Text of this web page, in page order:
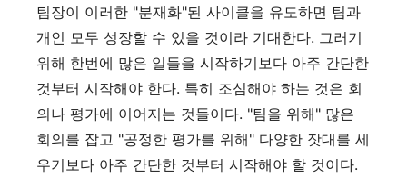
팀장이 이러한 "분재화"된 사이클을 유도하면 팀과
개인 모두 성장할 수 있을 것이라 기대한다. 그러기
위해 한번에 많은 일들을 시작하기보다 아주 간단한
것부터 시작해야 한다. 특히 조심해야 하는 것은 회
의나 평가에 이어지는 것들이다. "팀을 위해" 많은
회의를 잡고 "공정한 평가를 위해" 다양한 잣대를 세
우기보다 아주 간단한 것부터 시작해야 할 것이다.